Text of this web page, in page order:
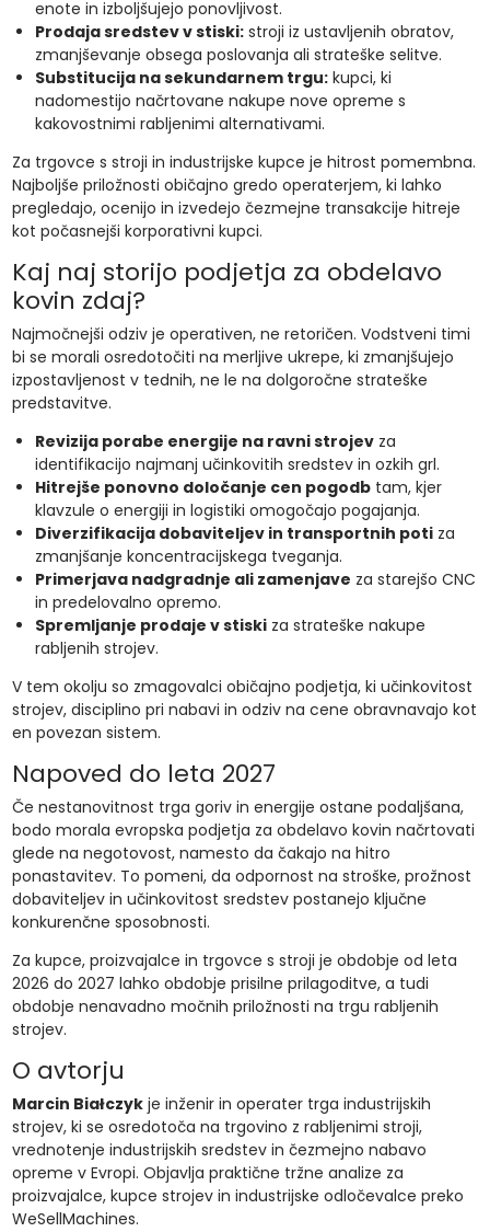
enote in izboljšujejo ponovljivost.
Prodaja sredstev v stiski:stroji iz ustavljenih obratov,
zmanjševanje obsega poslovanja ali strateške selitve.
Substitucija na sekundarnem trgu:kupci, ki
nadomestijo načrtovane nakupe nove opreme s
kakovostnimi rabljenimi alternativami.
Za trgovce s stroji in industrijske kupce je hitrost pomembna.
Najboljše priložnosti običajno gredo operaterjem, ki lahko
pregledajo, ocenijo in izvedejo čezmejne transakcije hitreje
kot počasnejši korporativni kupci.
Kaj naj storijo podjetja za obdelavo
kovin zdaj?
Najmočnejši odziv je operativen, ne retoričen. Vodstveni timi
bi se morali osredotočiti na merljive ukrepe, ki zmanjšujejo
izpostavljenost v tednih, ne le na dolgoročne strateške
predstavitve.
Revizija porabe energije na ravni strojevza
identifikacijo najmanj učinkovitih sredstev in ozkih grl.
Hitrejše ponovno določanje cen pogodbtam, kjer
klavzule o energiji in logistiki omogočajo pogajanja.
Diverzifikacija dobaviteljev in transportnih potiza
zmanjšanje koncentracijskega tveganja.
Primerjava nadgradnje ali zamenjave za starejšo CNC
in predelovalno opremo.
Spremljanje prodaje v stiskiza strateške nakupe
rabljenih strojev.
V tem okolju so zmagovalci običajno podjetja, ki učinkovitost
strojev, disciplino pri nabavi in odziv na cene obravnavajo kot
en povezan sistem.
Napoved do leta 2027
Če nestanovitnost trga goriv in energije ostane podaljšana,
bodo morala evropska podjetja za obdelavo kovin načrtovati
glede na negotovost, namesto da čakajo na hitro
ponastavitev. To pomeni, da odpornost na stroške, prožnost
dobaviteljev in učinkovitost sredstev postanejo ključne
konkurenčne sposobnosti.
Za kupce, proizvajalce in trgovce s stroji je obdobje od leta
2026 do 2027 lahko obdobje prisilne prilagoditve, a tudi
obdobje nenavadno močnih priložnosti na trgu rabljenih
strojev.
O avtorju
Marcin Białczykje inženir in operater trga industrijskih
strojev, ki se osredotoča na trgovino z rabljenimi stroji,
vrednotenje industrijskih sredstev in čezmejno nabavo
opreme v Evropi. Objavlja praktične tržne analize za
proizvajalce, kupce strojev in industrijske odločevalce preko
WeSellMachines.